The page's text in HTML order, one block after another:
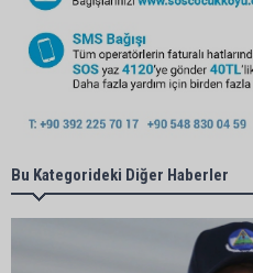
Bu Kategorideki Diğer Haberler